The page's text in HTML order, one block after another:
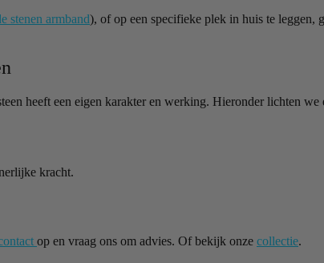
stenen armband), of op een specifieke plek in huis te leggen,
heeft een eigen karakter en werking. Hieronder lichten
kracht.
op en vraag ons om advies. Of bekijk onze collectie.